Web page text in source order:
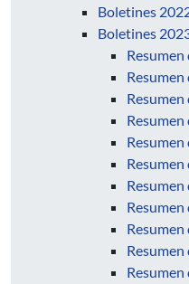
Boletines
Boletines